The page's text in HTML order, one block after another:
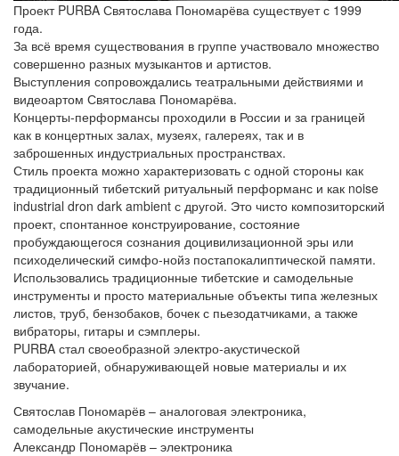
Проект PURBA Святослава Пономарёва существует с 1999
года.
За всё время существования в группе участвовало множество
совершенно разных музыкантов и артистов.
Выступления сопровождались театральными действиями и
видеоартом Святослава Пономарёва.
Концерты-перформансы проходили в России и за границей
как в концертных залах, музеях, галереях, так и в
заброшенных индустриальных пространствах.
Стиль проекта можно характеризовать с одной стороны как
традиционный тибетский ритуальный перформанс и как noise
industrial dron dark ambient с другой. Это чисто композиторский
проект, спонтанное конструирование, состояние
пробуждающегося сознания доцивилизационной эры или
психоделический симфо-нойз постапокалиптической памяти.
Использовались традиционные тибетские и самодельные
инструменты и просто материальные объекты типа железных
листов, труб, бензобаков, бочек с пьезодатчиками, а также
вибраторы, гитары и сэмплеры.
PURBA стал своеобразной электро-акустической
лабораторией, обнаруживающей новые материалы и их
звучание.
Святослав Пономарёв – аналоговая электроника,
самодельные акустические инструменты
Александр Пономарёв – электроника